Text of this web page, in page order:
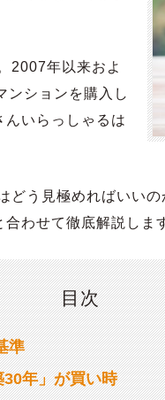
2007年以来およ
ンションを購入し
いらっしゃるは
どう見極めればいい
わせて徹底解説しま
目次
準
年」が買い時